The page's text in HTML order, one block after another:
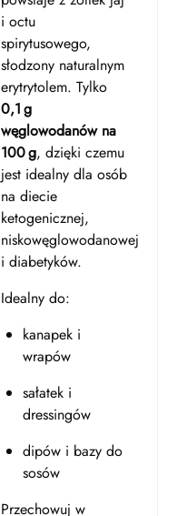
i octu
spirytusowego,
słodzony naturalnym
erytrytolem. Tylko
0,1 g
węglowodanów na
100 g, dzięki czemu
jest idealny dla osób
na diecie
ketogenicznej,
niskowęglowodanowej
i diabetyków.
Idealny do:
kanapek i
wrapów
sałatek i
dressingów
dipów i bazy do
sosów
Przechowuj w